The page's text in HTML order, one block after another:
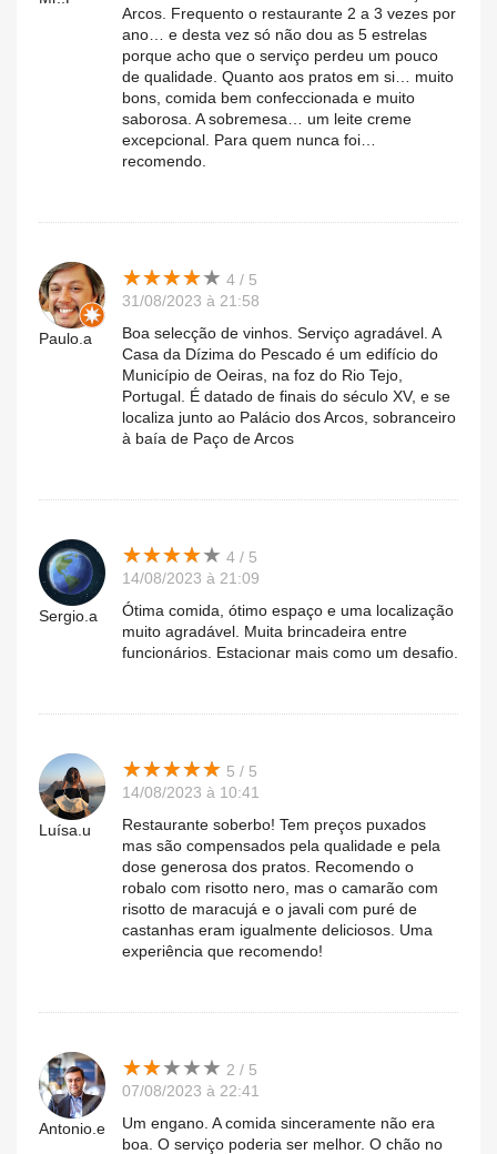
Arcos. Frequento o restaurante 2 a 3 vezes por
ano… e desta vez só não dou as 5 estrelas
porque acho que o serviço perdeu um pouco
de qualidade. Quanto aos pratos em si… muito
bons, comida bem confeccionada e muito
saborosa. A sobremesa… um leite creme
excepcional. Para quem nunca foi…
recomendo.
Paulo.a
★★★★★
★★★★★ 4 / 5
31/08/2023 à 21:58
Boa selecção de vinhos. Serviço agradável. A
Casa da Dízima do Pescado é um edifício do
Município de Oeiras, na foz do Rio Tejo,
Portugal. É datado de finais do século XV, e se
localiza junto ao Palácio dos Arcos, sobranceiro
à baía de Paço de Arcos
Sergio.a
★★★★★
★★★★★ 4 / 5
14/08/2023 à 21:09
Ótima comida, ótimo espaço e uma localização
muito agradável. Muita brincadeira entre
funcionários. Estacionar mais como um desafio.
Luísa.u
★★★★★
★★★★★ 5 / 5
14/08/2023 à 10:41
Restaurante soberbo! Tem preços puxados
mas são compensados pela qualidade e pela
dose generosa dos pratos. Recomendo o
robalo com risotto nero, mas o camarão com
risotto de maracujá e o javali com puré de
castanhas eram igualmente deliciosos. Uma
experiência que recomendo!
Antonio.e
★★★★★
★★★★★ 2 / 5
07/08/2023 à 22:41
Um engano. A comida sinceramente não era
boa. O serviço poderia ser melhor. O chão no